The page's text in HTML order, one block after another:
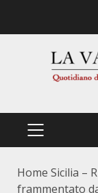
PRIMÄRES
Home Sicilia –
frammentato